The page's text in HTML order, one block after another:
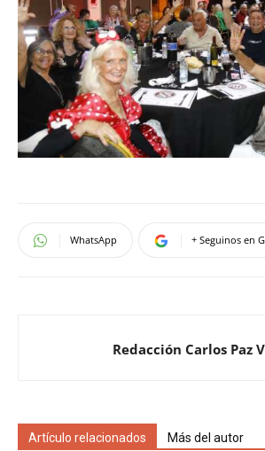
WhatsApp + Seguinos en
Redacción Carlos Paz
Artículo relacionados Más del autor